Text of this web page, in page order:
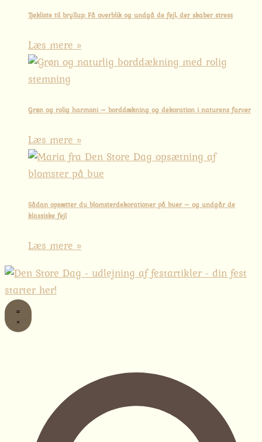
Tjekliste til bryllup: Få overblik og undgå de fejl, der skaber stress
Læs mere »
Grøn og rolig harmoni – borddækning og dekoration i naturens farver
Læs mere »
Sådan opsætter du blomsterdekorationer på buer – og undgår de
klassiske fejl
Læs mere »